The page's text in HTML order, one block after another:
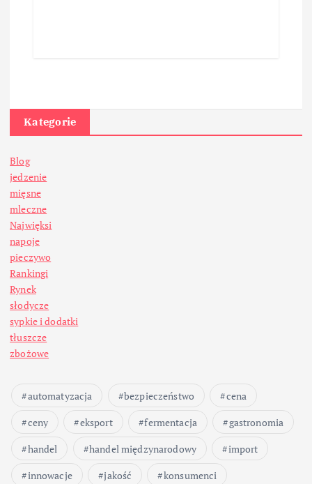
Kategorie
Blog
jedzenie
mięsne
mleczne
Najwięksi
napoje
pieczywo
Rankingi
Rynek
słodycze
sypkie i dodatki
tłuszcze
zbożowe
automatyzacja bezpieczeństwo
cena
ceny
eksport fermentacja
gastronomia
handel
handel międzynarodowy
import
innowacje
jakość
konsumenci